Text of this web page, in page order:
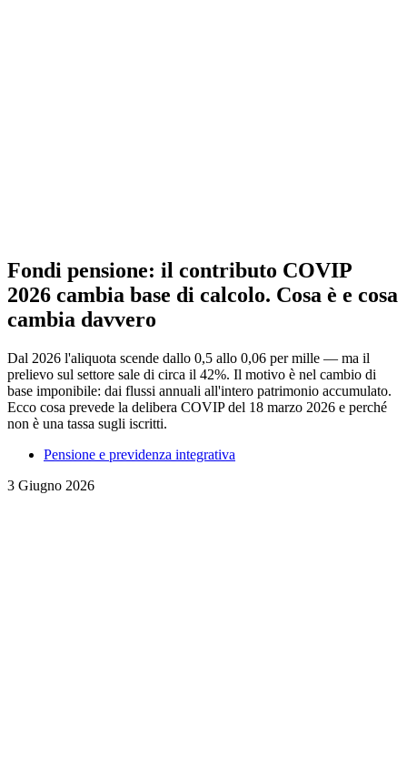
Fondi pensione: il contributo COVIP
2026 cambia base di calcolo. Cosa è e cosa
cambia davvero
Dal 2026 l'aliquota scende dallo 0,5 allo 0,06 per mille — ma il
prelievo sul settore sale di circa il 42%. Il motivo è nel cambio di
base imponibile: dai flussi annuali all'intero patrimonio accumulato.
Ecco cosa prevede la delibera COVIP del 18 marzo 2026 e perché
non è una tassa sugli iscritti.
Pensione e previdenza integrativa
3 Giugno 2026